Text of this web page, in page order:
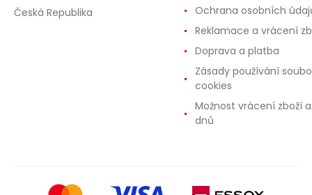
Česká Republika
Ochrana osobních
Reklamace a vrácení
Doprava a platba
Zásady používání
cookies
Možnost vrácení zboží
dnů